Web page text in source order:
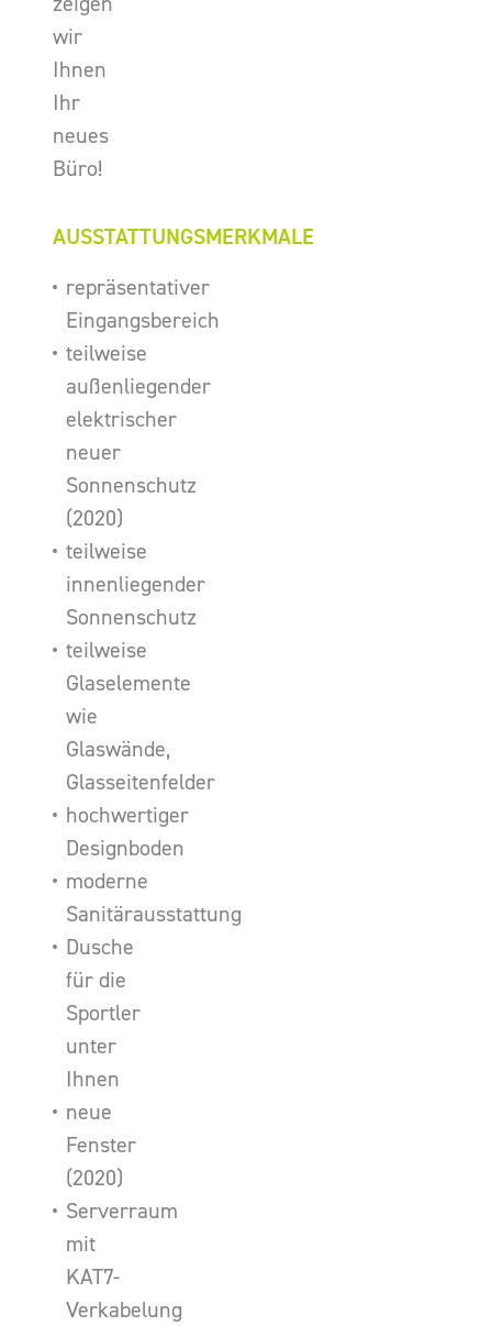
wir
Ihnen
Ihr
neues
Büro!
AUSSTATTUNGSMERKMALE
repräsentativer
Eingangsbereich
teilweise
außenliegender
elektrischer
neuer
Sonnenschutz
(2020)
teilweise
innenliegender
Sonnenschutz
teilweise
Glaselemente
wie
Glaswände,
Glasseitenfelder
hochwertiger
Designboden
moderne
Sanitärausstattung
Dusche
für die
Sportler
unter
Ihnen
neue
Fenster
(2020)
Serverraum
mit
KAT7-
Verkabelung